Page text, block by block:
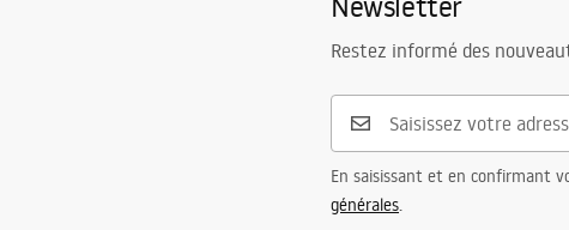
Restez informé des
En saisissant et en confirmant
générales.